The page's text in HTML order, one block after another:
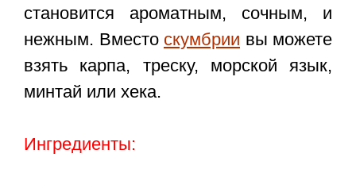
становится ароматным, сочным, и
нежным. Вместо скумбрии вы можете
взять карпа, треску, морской язык,
минтай или хека.
Ингредиенты: